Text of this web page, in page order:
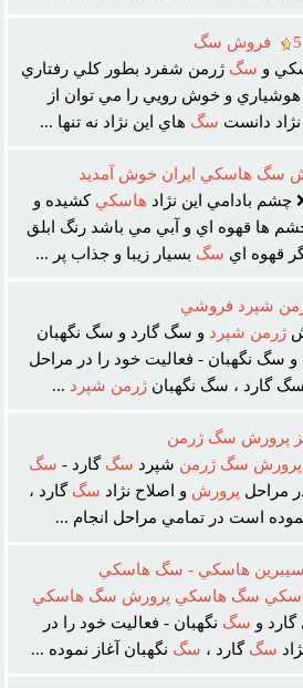
5
فروش سگ
و سگ ژرمن شفرد بطور کلي رفتاري
هوشياري و خوش رويي را مي توان از
دانست سگ هاي اين نژاد نه تنها ...
سگ هاسکي ايران خوش آمديد
چشم بادامي اين نژاد هاسکي کشيده و
ها قهوه اي و آبي مي باشد رنگ ابلق
قهوه اي سگ بسيار زيبا و جذاب پر ...
شپرد فروشي
ژرمن شپرد و سگ گارد و سگ نگهبان
سگ نگهبان - فعاليت خود را در مراحل
سگ گارد ، سگ نگهبانژرمن شپرد ...
پرورش سگ ژرمن
پرورش سگ ژرمن شپرد سگ گارد - سگ
مراحل پرورش و اصلاح نژاد سگ گارد ،
نموده است در تمامي مراحل انجام ...
هاسکي - سگ هاسکي
سگ هاسکي پرورش سگ هاسکي
گارد و سگ نگهبان - فعاليت خود را در
سگ گارد ، سگ نگهبان آغاز نموده ...